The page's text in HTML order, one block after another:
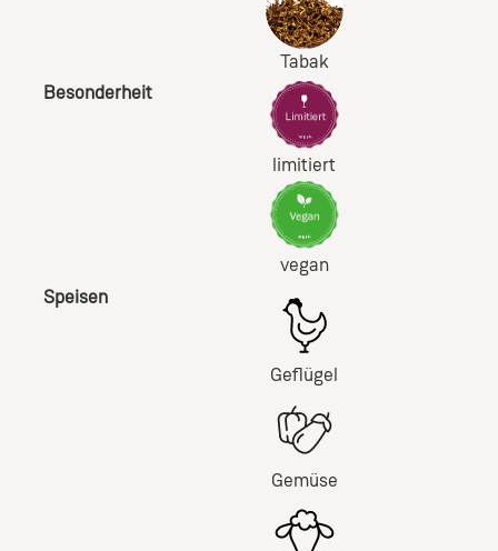
Tabak
Besonderheit
limitiert
vegan
Speisen
Geflügel
Gemüse